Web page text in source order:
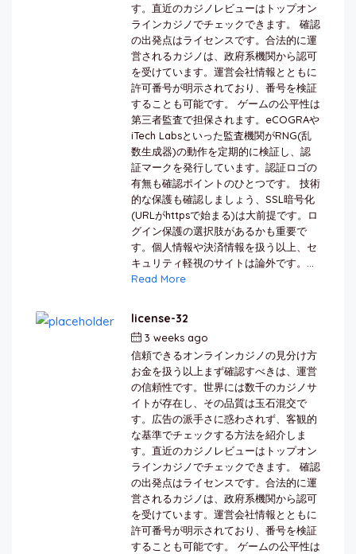
す。直近のカジノレビューはトップオン
ラインカジノでチェックできます。 確認
の出発点はライセンスです。合法的に運
営されるカジノは、政府系機関から認可
を受けています。運営会社情報とともに
許可番号が明示されており、番号を検証
することも可能です。 ゲームの公平性は
第三者監査で担保されます。eCOGRAや
iTech Labsといった監査機関がRNG(乱
数生成器)の動作を定期的に検証し、認
証マークを発行しています。認証ロゴの
有無も確認ポイントのひとつです。 技術
的な保護も確認しましょう、SSL暗号化
(URLがhttpsで始まる)は大前提です。ロ
グイン保護の選択肢があるかも重要で
す。個人情報や決済情報を扱う以上、セ
キュリティ軽視のサイトは論外です。...
Read More
license-32
3 weeks ago
信頼できるオンラインカジノの見分け方
お金を扱う以上まず確認すべきは、運営
の信頼性です。世界には数千のカジノサ
イトが存在し、その品質は玉石混交で
す。広告の派手さに惑わされず、客観的
な基準でチェックする方法を紹介しま
す。直近のカジノレビューはトップオン
ラインカジノでチェックできます。 確認
の出発点はライセンスです。合法的に運
営されるカジノは、政府系機関から認可
を受けています。運営会社情報とともに
許可番号が明示されており、番号を検証
することも可能です。 ゲームの公平性は